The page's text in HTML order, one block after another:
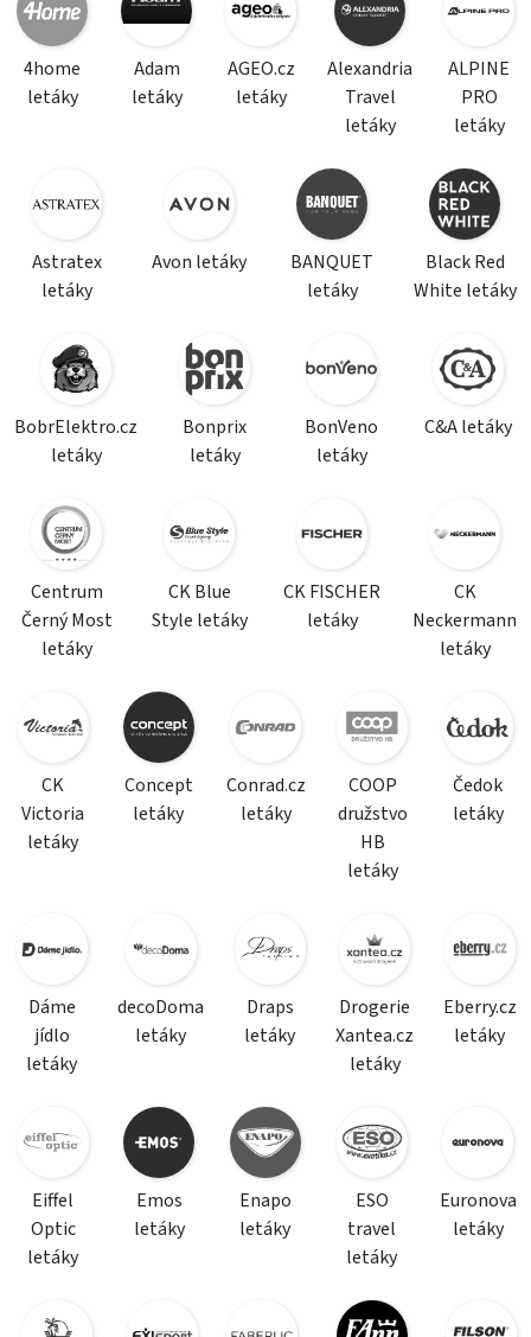
4home
letáky
Adam
letáky
AGEO.cz
letáky
Alexandria
Travel
letáky
ALPINE
PRO
letáky
Astratex
letáky
Avon letáky
BANQUET
letáky
Black Red
White letáky
BobrElektro.cz
letáky
Bonprix
letáky
BonVeno
letáky
C&A letáky
Centrum
Černý Most
letáky
CK Blue
Style letáky
CK FISCHER
letáky
CK
Neckermann
letáky
CK
Victoria
letáky
Concept
letáky
Conrad.cz
letáky
COOP
družstvo
HB
letáky
Čedok
letáky
Dáme
jídlo
letáky
decoDoma
letáky
Draps
letáky
Drogerie
Xantea.cz
letáky
Eberry.cz
letáky
Eiffel
Optic
letáky
Emos
letáky
Enapo
letáky
ESO
travel
letáky
Euronova
letáky